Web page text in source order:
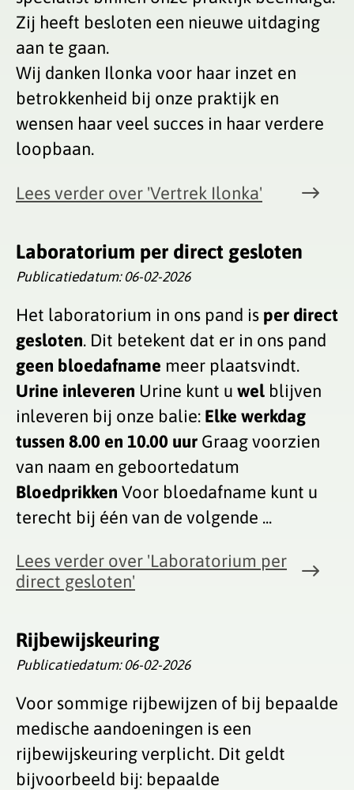
Zij heeft besloten een nieuwe uitdaging
aan te gaan.
Wij danken Ilonka voor haar inzet en
betrokkenheid bij onze praktijk en
wensen haar veel succes in haar verdere
loopbaan.
Lees verder over 'Vertrek Ilonka'
Laboratorium per direct gesloten
Publicatiedatum:06-02-2026
Het laboratorium in ons pand is per direct
gesloten. Dit betekent dat er in ons pand
geen bloedafname meer plaatsvindt.
Urine inleveren Urine kunt u wel blijven
inleveren bij onze balie: Elke werkdag
tussen 8.00 en 10.00 uur Graag voorzien
van naam en geboortedatum
Bloedprikken Voor bloedafname kunt u
terecht bij één van de volgende ...
Lees verder over 'Laboratorium per
direct gesloten'
Rijbewijskeuring
Publicatiedatum:06-02-2026
Voor sommige rijbewijzen of bij bepaalde
medische aandoeningen is een
rijbewijskeuring verplicht. Dit geldt
bijvoorbeeld bij: bepaalde